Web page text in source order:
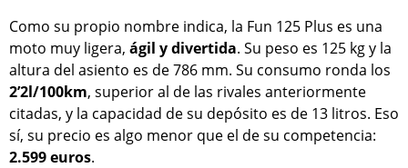
Como su propio nombre indica, la Fun 125 Plus es una
moto muy ligera, ágil y divertida. Su peso es 125 kg y la
altura del asiento es de 786 mm. Su consumo ronda los
2’2l/100km, superior al de las rivales anteriormente
citadas, y la capacidad de su depósito es de 13 litros. Eso
sí, su precio es algo menor que el de su competencia:
2.599 euros.